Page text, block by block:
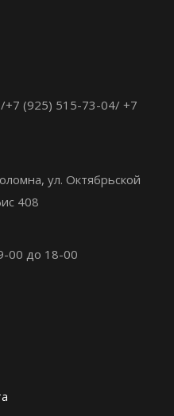
+7 (925) 515-73-04/ +7
ул. Октябрьской
408
00 до 18-00